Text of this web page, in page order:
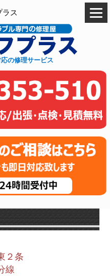
ス
の修理サービス
２条
線